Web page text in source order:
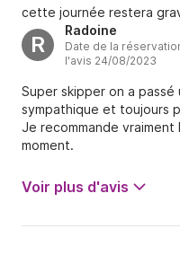
cette journée restera
R
Radoine
Date de la
l'avis 24/08/2023
Super skipper on a
sympathique et toujours
Je recommande
moment.
Voir plus d'avis